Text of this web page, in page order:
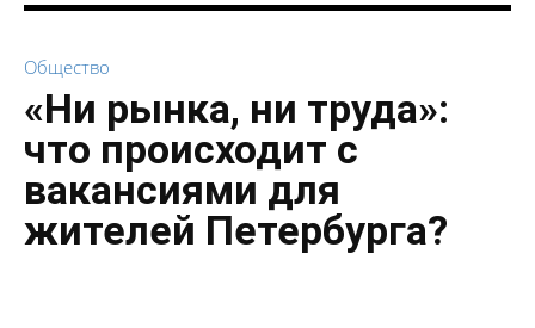
Общество
«Ни рынка, ни труда»:
что происходит с
вакансиями для
жителей Петербурга?